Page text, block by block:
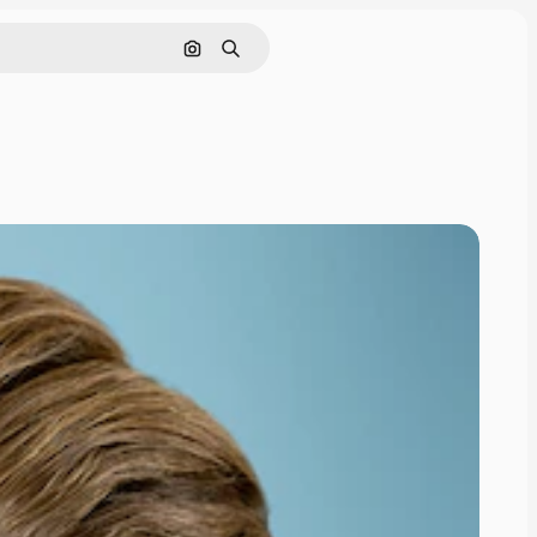
Поиск по изображению
Поиск